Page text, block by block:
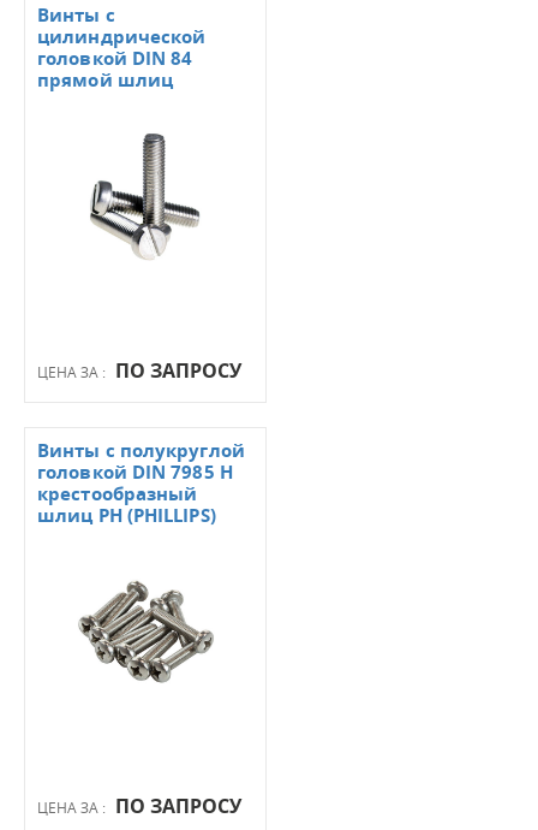
ЦЕНА ЗА : ПО ЗАПРОСУ
Винты с
цилиндрической
головкой DIN 84
прямой шлиц
ЦЕНА ЗА : ПО ЗАПРОСУ
Винты с полукруглой
головкой DIN 7985 H
крестообразный
шлиц PH (PHILLIPS)